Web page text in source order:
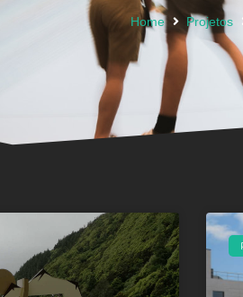
Home Projetos